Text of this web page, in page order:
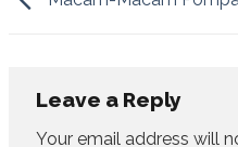
Leave a Reply
Your email address will